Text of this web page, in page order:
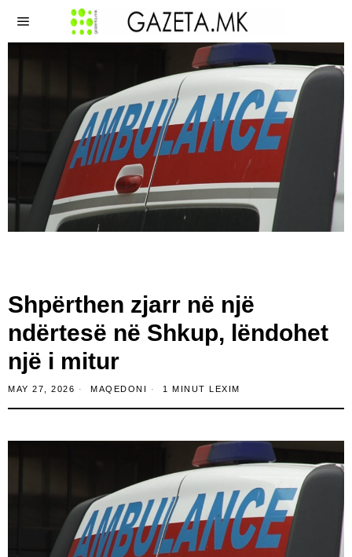
Shpërthen zjarr në një
ndërtesë në Shkup, lëndohet
një i mitur
MAY 27, 2026 MAQEDONI 1 MINUT LEXIM